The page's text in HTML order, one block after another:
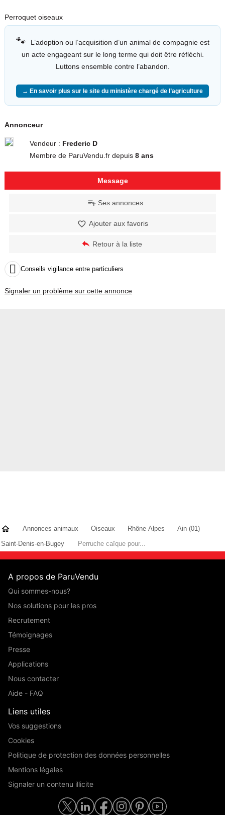
Perroquet oiseaux
🐾
L’adoption ou l’acquisition d’un animal de compagnie est
un acte engageant sur le long terme qui doit être réfléchi.
Luttons ensemble contre l’abandon.
→ En savoir plus sur le site du ministère chargé de l’agriculture
Annonceur
Vendeur : Frederic D
Membre de ParuVendu.fr depuis 8 ans
Message
Ses annonces
Ajouter aux favoris
Retour à la liste
 Conseils vigilance entre particuliers
Signaler un problème sur cette annonce
Annonces animaux Oiseaux Rhône-Alpes
Ain (01)
Saint-Denis-en-Bugey
Perruche caïque pour...
A propos de ParuVendu
Qui sommes-nous?
Nos solutions pour les pros
Recrutement
Témoignages
Presse
Applications
Nous contacter
Aide - FAQ
Liens utiles
Vos suggestions
Cookies
Politique de protection des données personnelles
Mentions légales
Signaler un contenu illicite